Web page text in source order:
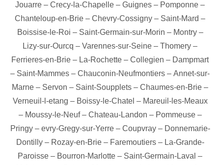
Jouarre – Crecy-la-Chapelle – Guignes – Pomponne –
Chanteloup-en-Brie – Chevry-Cossigny – Saint-Mard –
Boissise-le-Roi – Saint-Germain-sur-Morin – Montry–
Lizy-sur-Ourcq – Varennes-sur-Seine – Thomery –
Ferrieres-en-Brie – La-Rochette – Collegien – Dampmart
– Saint-Mammes – Chauconin-Neufmontiers – Annet-sur-
Marne – Servon – Saint-Soupplets – Chaumes-en-Brie –
Verneuil-l-etang – Boissy-le-Chatel – Mareuil-les-Meaux
– Moussy-le-Neuf– Chateau-Landon – Pommeuse–
Pringy– evry-Gregy-sur-Yerre– Coupvray– Donnemarie-
Dontilly– Rozay-en-Brie– Faremoutiers– La-Grande-
Paroisse – Bourron-Marlotte – Saint-Germain-Laval –